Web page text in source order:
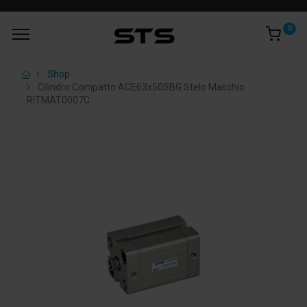
0
Shop
Cilindro Compatto ACE63x50SBG Stelo Maschio
RITMAT0007C